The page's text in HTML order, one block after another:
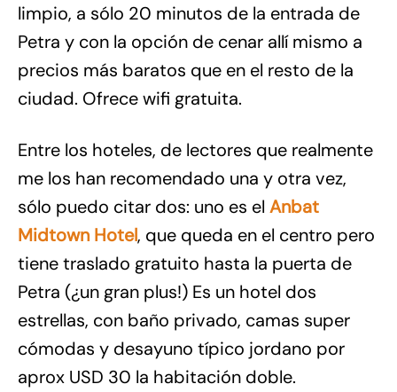
limpio, a sólo 20 minutos de la entrada de
Petra y con la opción de cenar allí mismo a
precios más baratos que en el resto de la
ciudad. Ofrece wifi gratuita.
Entre los hoteles, de lectores que realmente
me los han recomendado una y otra vez,
sólo puedo citar dos: uno es el Anbat
Midtown Hotel, que queda en el centro pero
tiene traslado gratuito hasta la puerta de
Petra (¿un gran plus!) Es un hotel dos
estrellas, con baño privado, camas super
cómodas y desayuno típico jordano por
aprox USD 30 la habitación doble.